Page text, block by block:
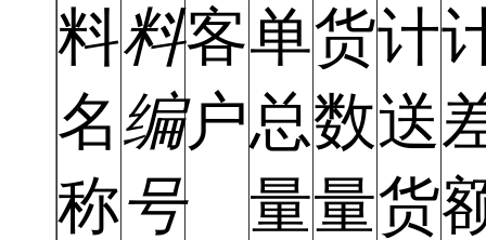
料
名
称
料
编
号
客
户
单
总
量
货
数
量
计
送
货